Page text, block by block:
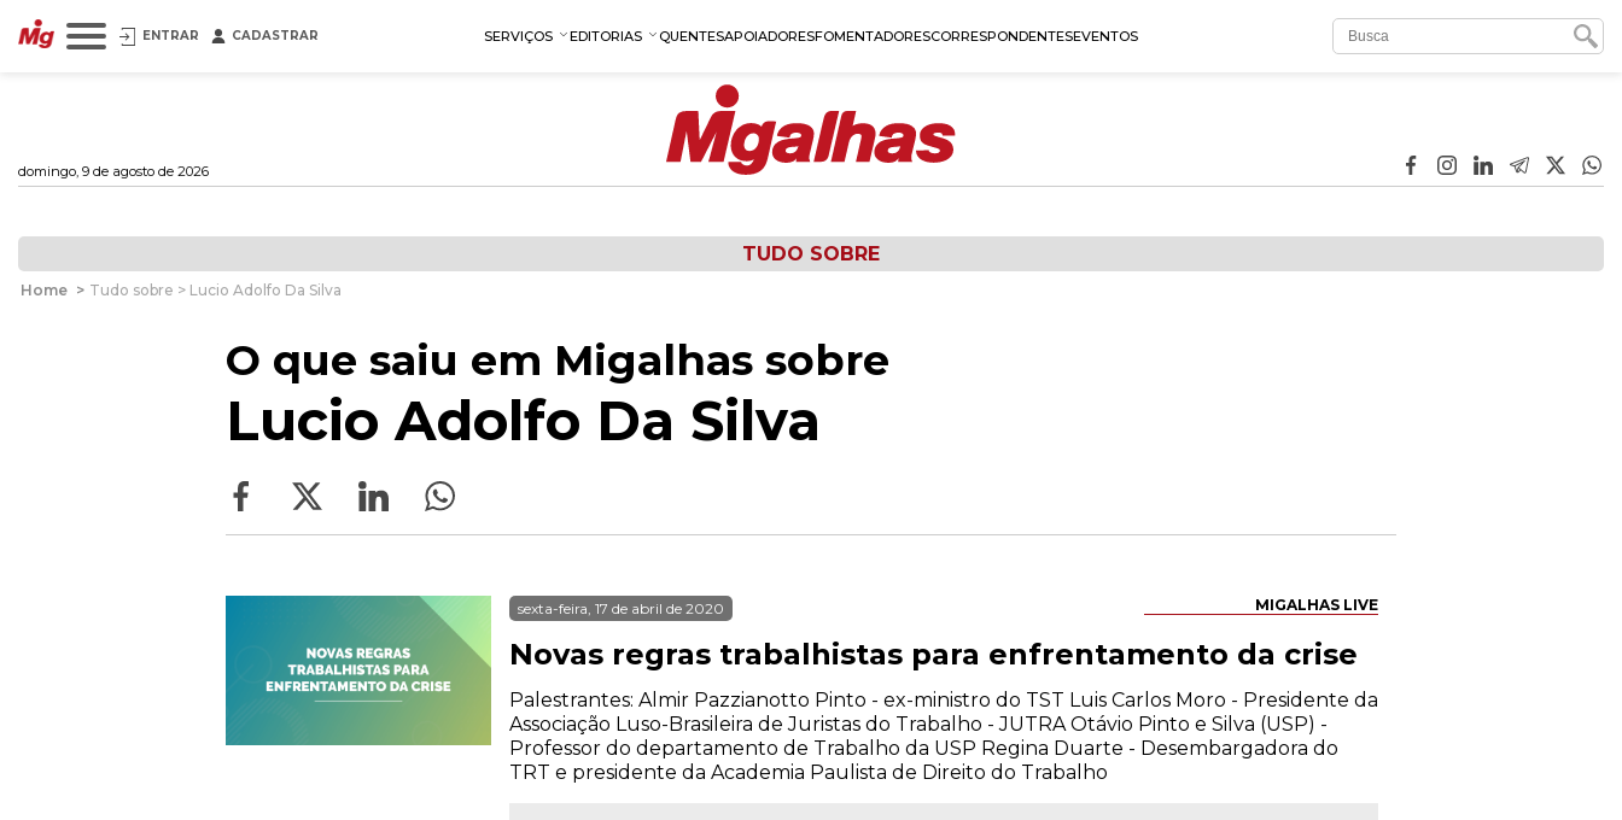
ENTRAR CADASTRAR SERVIÇOS EDITORIAS QUENTESAPOIADORESFOMENTADORESCORRESPONDENTESEVENTOS
domingo, 9 de agosto de 2026
TUDO SOBRE
Home > Tudo sobre > Lucio Adolfo Da Silva
O que saiu em Migalhas sobre
Lucio Adolfo Da Silva
MIGALHAS LIVE
sexta-feira, 17 de abril de 2020
Novas regras trabalhistas para enfrentamento da crise
Palestrantes: Almir Pazzianotto Pinto - ex-ministro do TST Luis Carlos Moro - Presidente da
Associação Luso-Brasileira de Juristas do Trabalho - JUTRA Otávio Pinto e Silva (USP) -
Professor do departamento de Trabalho da USP Regina Duarte - Desembargadora do
TRT e presidente da Academia Paulista de Direito do Trabalho